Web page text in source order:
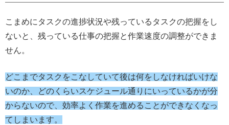
こまめにタスクの進捗状況や残っているタスクの把握をし
ないと、残っている仕事の把握と作業速度の調整ができま
せん。
どこまでタスクをこなしていて後は何をしなければいけな
いのか、どのくらいスケジュール通りにいっているかが分
からないので、効率よく作業を進めることができなくなっ
てしまいます。